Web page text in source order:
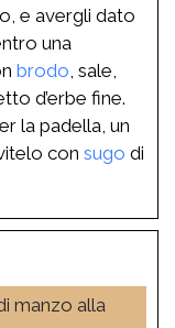
e avergli dato
una
brodo , sale,
d’erbe fine.
la padella, un
con sugo di
manzo alla